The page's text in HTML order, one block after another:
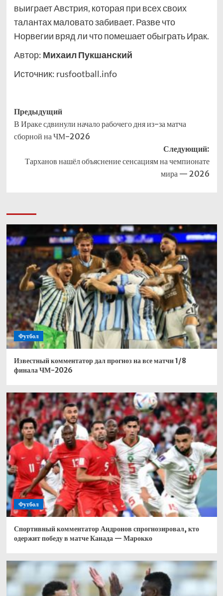
выиграет Австрия, которая при всех своих
талантах маловато забивает. Разве что
Норвегии вряд ли что помешает обыграть Ирак.
Автор: Михаил Пукшанский
Источник: rusfootball.info
Навигация
записи
Предыдущий
В Ираке сдвинули начало рабочего дня из-за матча
сборной на ЧМ-2026
Следующий:
Тарханов нашёл объяснение сенсациям на чемпионате
мира — 2026
Футбол
Известный комментатор дал прогноз на все матчи 1/8
финала ЧМ-2026
Футбол
Спортивный комментатор Андронов спрогнозировал, кто
одержит победу в матче Канада — Марокко